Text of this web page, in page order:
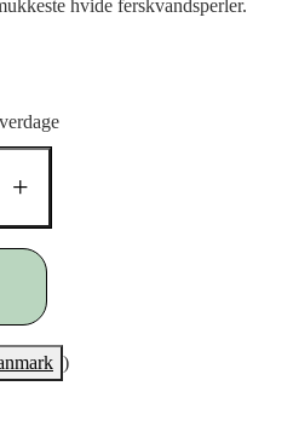
hvide ferskvandsperler.
+
)